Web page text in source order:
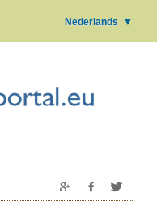
Nederlands ▼